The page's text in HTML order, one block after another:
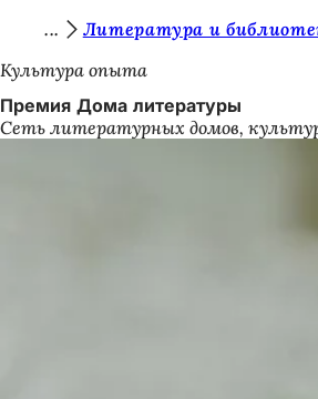
Перейти к содержимому
ы
з
д
Литература и
Культура опыта
Премия Дома литературы
Сеть литературных домов,